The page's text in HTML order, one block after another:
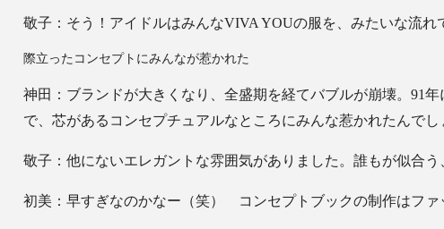
敬子：そう！アイドルはみんなVIVA YOUの服を、みたいな流
際立ったコンセプトにみんなが惹かれた
神田：ブランドが大きくなり、全盛期を経てバブルが崩壊。91
で、芯があるコンセプチュアルなところにみんな惹かれたんでし
敬子：他にないエレガントな雰囲気がありました。誰もが似合
初美：早すぎなのかなー（笑） コンセプトブックの制作はファ